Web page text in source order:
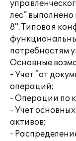
лес"
8". Типовая
потребностям
Основные
- Учет "от
операций;
- Операции по
- Учет
активов;
-